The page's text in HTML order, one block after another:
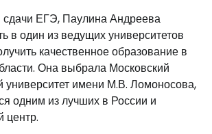
ЕГЭ, Паулина Андреева
в один из ведущих университетов
качественное образование в
Она выбрала Московский
университет имени М.В. Ломоносова,
одним из лучших в России и
центр.